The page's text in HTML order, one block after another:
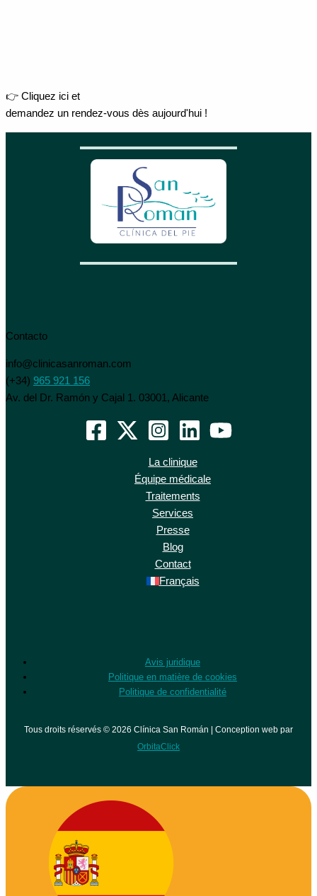
👉 Cliquez ici et
demandez un rendez-vous dès aujourd'hui !
Contacto
info@clinicasanroman.com
(+34) 965 921 156
Av. del Dr. Ramón y Cajal 1. 03001, Alicante
La clinique
Équipe médicale
Traitements
Services
Presse
Blog
Contact
Français
Avis juridique
Politique en matière de cookies
Politique de confidentialité
Tous droits réservés © 2026 Clínica San Román | Conception web par
OrbitaClick